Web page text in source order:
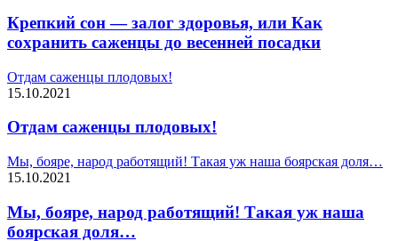
Крепкий сон — залог здоровья, или Как
сохранить саженцы до весенней посадки
Отдам саженцы плодовых!
15.10.2021
Отдам саженцы плодовых!
Мы, бояре, народ работящий! Такая уж наша боярская доля…
15.10.2021
Мы, бояре, народ работящий! Такая уж наша
боярская доля…